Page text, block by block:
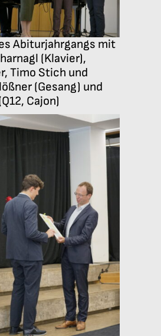
Abiturjahrgangs mit
(Klavier),
Timo Stich und
(Gesang) und
Cajon)